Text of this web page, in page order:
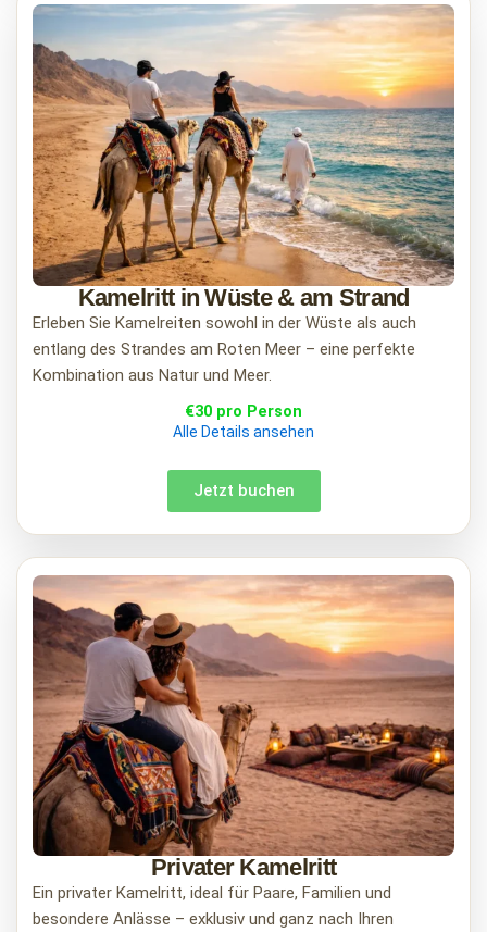
Kamelritt in Wüste & am Strand
Erleben Sie Kamelreiten sowohl in der Wüste als auch
entlang des Strandes am Roten Meer – eine perfekte
Kombination aus Natur und Meer.
€30 pro Person
Alle Details ansehen
Jetzt buchen
Privater Kamelritt
Ein privater Kamelritt, ideal für Paare, Familien und
besondere Anlässe – exklusiv und ganz nach Ihren